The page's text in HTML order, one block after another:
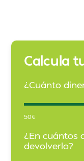
Calcula
¿Cuánto
50€
¿En cuántos
devolverlo?